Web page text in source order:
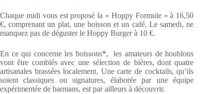
Chaque midi vous est proposé la « Hoppy Formule » à 16,50
€, comprenant un plat, une boisson et un café. Le samedi, ne
manquez pas de déguster le Hoppy Burger à 10 €.
En ce qui concerne les boissons*, les amateurs de houblons
vont être comblés avec une sélection de bières, dont quatre
artisanales brassées localement. Une carte de cocktails, qu’ils
soient classiques ou signatures, élaborée par une équipe
expérimentée de barmans, est par ailleurs à découvrir.